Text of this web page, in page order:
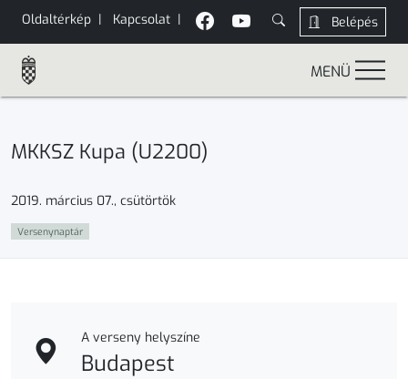
Oldaltérkép | Kapcsolat | Belépés
MENÜ
MKKSZ Kupa (U2200)
2019. március 07., csütörtök
Versenynaptár
A verseny helyszíne
Budapest